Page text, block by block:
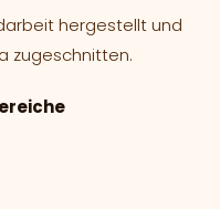
hergestellt und
zugeschnitten.